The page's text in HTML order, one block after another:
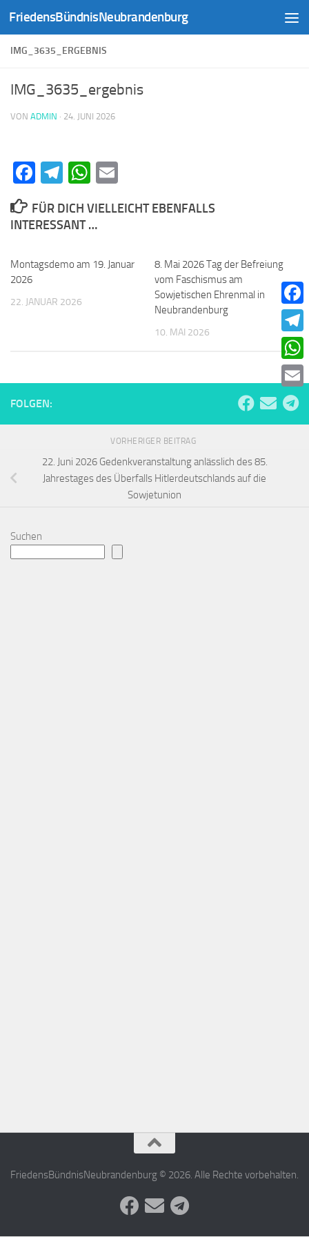
Zum Inhalt springen
FriedensBündnisNeubrandenburg
IMG_3635_ERGEBNIS
IMG_3635_ergebnis
VON ADMIN · 24. JUNI 2026
Facebook
Telegram
WhatsApp
FÜR DICH VIELLEICHT EBENFALLS
INTERESSANT …
Montagsdemo am 19. Januar
2026
22. JANUAR 2026
8. Mai 2026 Tag der Befreiung
vom Faschismus am
Sowjetischen Ehrenmal in
Neubrandenburg
10. MAI 2026
FOLGEN:
VORHERIGER BEITRAG
22. Juni 2026 Gedenkveranstaltung anlässlich des 85.
Jahrestages des Überfalls Hitlerdeutschlands auf die
Sowjetunion
Suchen
FriedensBündnisNeubrandenburg © 2026. Alle Rechte vorbehalten.
Email